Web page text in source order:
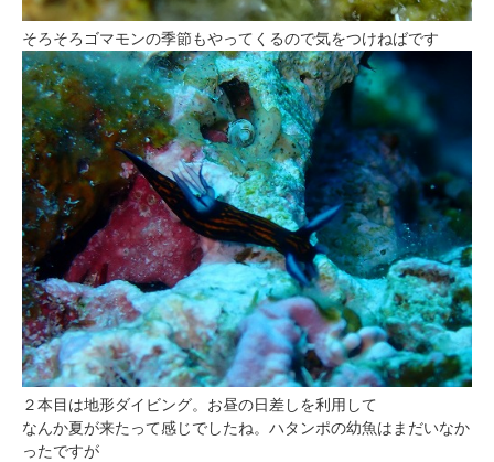
そろそろゴマモンの季節もやってくるので気をつけねばです
２本目は地形ダイビング。お昼の日差しを利用して
なんか夏が来たって感じでしたね。ハタンポの幼魚はまだいなか
ったですが